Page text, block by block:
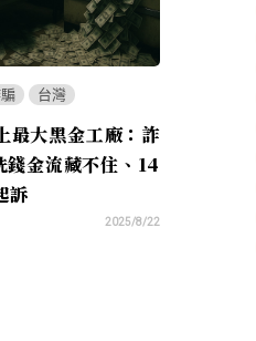
台灣
最大黑金工廠：詐
錢金流藏不住、14
訴
2025/8/22